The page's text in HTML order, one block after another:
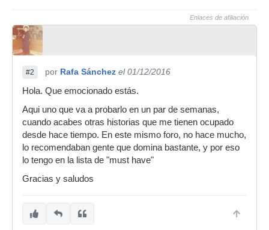
Enlaces de afiliación
#2 por Rafa Sánchez el 01/12/2016
Hola. Que emocionado estás.
Aqui uno que va a probarlo en un par de semanas,
cuando acabes otras historias que me tienen ocupado
desde hace tiempo. En este mismo foro, no hace mucho,
lo recomendaban gente que domina bastante, y por eso
lo tengo en la lista de "must have"
Gracias y saludos